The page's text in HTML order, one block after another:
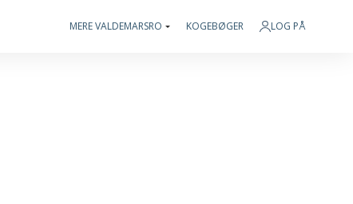
MERE VALDEMARSRO KOGEBØGER LOG PÅ